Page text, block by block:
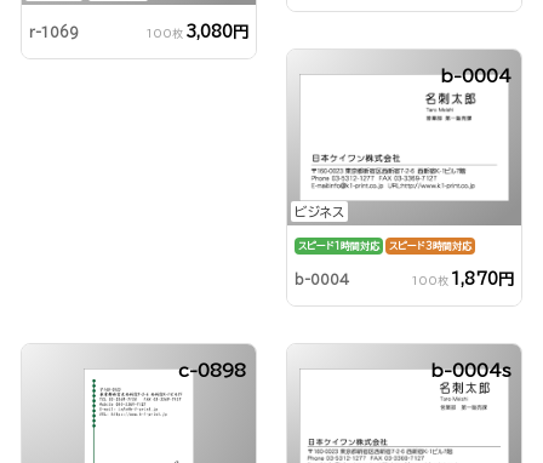
r-1069 100枚 3,080円
ビジネス
b-0004
スピード1時間対応 スピード3時間対応
b-0004 100枚 1,870円
c-0898 b-0004s